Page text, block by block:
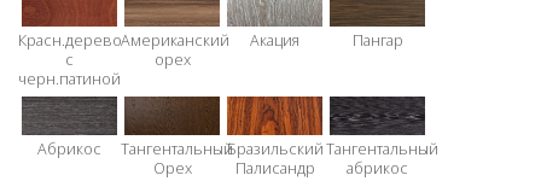
Красн.дерево
с
черн.патиной
Американский
орех
Акация Пангар
Абрикос
Тангентальный
Орех
Бразильский
Палисандр
Тангентальный
абрикос